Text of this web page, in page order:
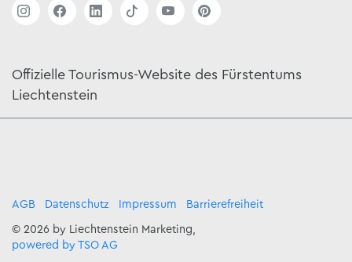
Offizielle Tourismus-Website des Fürstentums
Liechtenstein
AGB Datenschutz Impressum Barrierefreiheit
© 2026 by Liechtenstein Marketing,
powered by TSO AG